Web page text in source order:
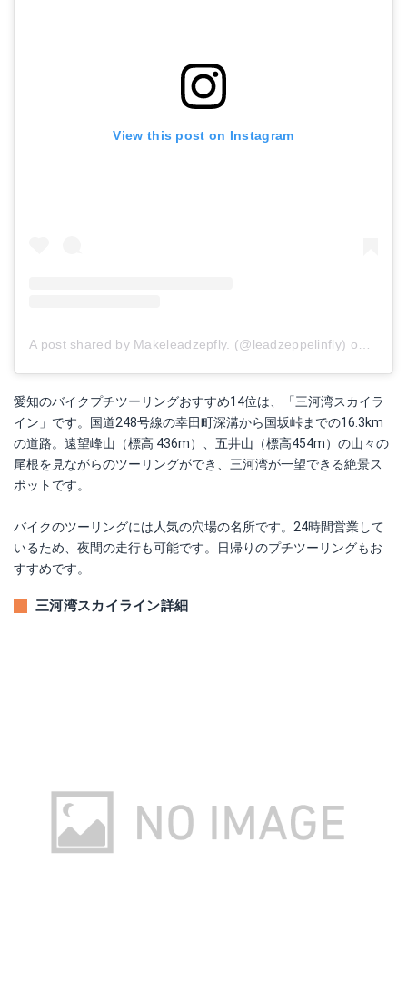
View this post on Instagram
A post shared by Makeleadzepfly. (@leadzeppelinfly) on
愛知のバイクプチツーリングおすすめ14位は、「三河湾スカイラ
イン」です。国道248号線の幸田町深溝から国坂峠までの16.3km
の道路。遠望峰山（標高 436m）、五井山（標高454m）の山々の
尾根を見ながらのツーリングができ、三河湾が一望できる絶景ス
ポットです。
バイクのツーリングには人気の穴場の名所です。24時間営業して
いるため、夜間の走行も可能です。日帰りのプチツーリングもお
すすめです。
三河湾スカイライン詳細